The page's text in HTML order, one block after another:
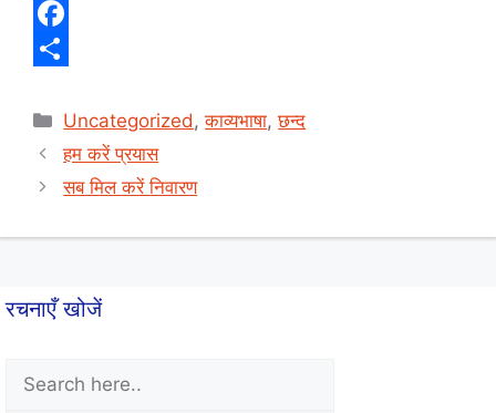
h
a
s
A
p
X
F
c
e
b
h
a
Categories
Uncategorized ,काव्यभाषा,छन्द
हम करें प्रयास
सब मिल करें निवारण
रचनाएँ खोजें